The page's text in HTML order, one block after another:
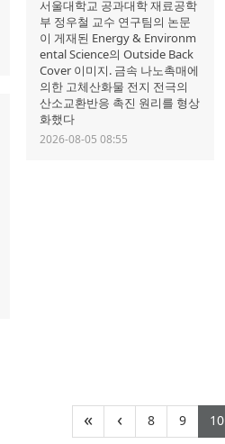
서울대학교 공과대학 재료공학
부 정우철 교수 연구팀의 논문
이 게재된 Energy & Environm
ental Science의 Outside Back
Cover 이미지. 금속 나노촉매에
의한 고체산화물 전지 전극의
산소교환반응 촉진 원리를 형상
화했다
2026-08-05 08:55
« ‹ 8(current)
9 10